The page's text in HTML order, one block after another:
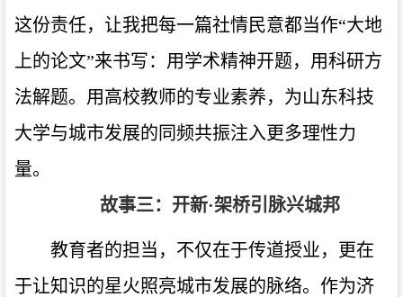
这份责任，让我把每一篇社情民意都当作“大地
上的论文”来书写：用学术精神开题，用科研方
法解题。用高校教师的专业素养，为山东科技
大学与城市发展的同频共振注入更多理性力
量。
故事三：开新·架桥引脉兴城邦
教育者的担当，不仅在于传道授业，更在
于让知识的星火照亮城市发展的脉络。作为济